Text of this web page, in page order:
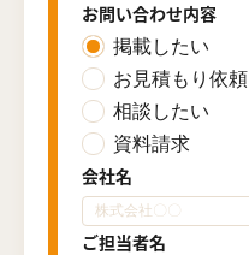
お問い合わせ内容
掲載したい
お見積もり依頼
相談したい
資料請求
会社名
ご担当者名